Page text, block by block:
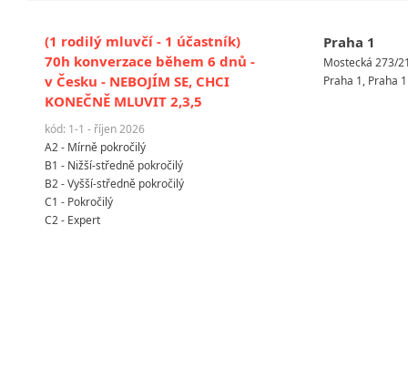
(1 rodilý mluvčí - 1 účastník)
70h konverzace během 6 dnů -
v Česku - NEBOJÍM SE, CHCI
KONEČNĚ MLUVIT 2,3,5
kód: 1-1 - říjen 2026
A2 - Mírně pokročilý
B1 - Nižší-středně pokročilý
B2 - Vyšší-středně pokročilý
C1 - Pokročilý
C2 - Expert
Praha 1
Mostecká 273/
Praha 1, Praha 1